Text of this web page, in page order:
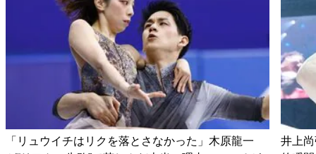
「リュウイチはリクを落とさなかった」木原龍一
井上